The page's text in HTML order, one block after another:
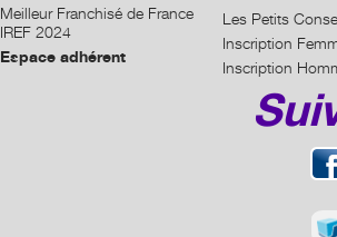
Meilleur Franchisé de France
IREF 2024
Espace adhérent
Les Petits
Inscription
Inscription